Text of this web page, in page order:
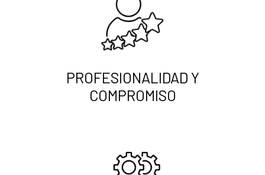
PROFESIONALIDAD Y
COMPROMISO